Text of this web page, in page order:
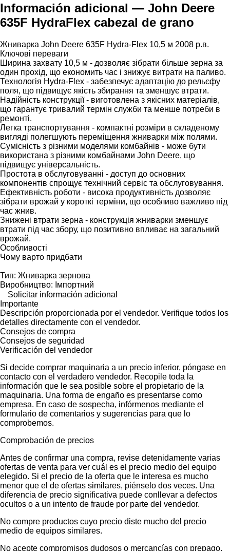
Información adicional — John Deere
635F HydraFlex cabezal de grano
Жниварка John Deere 635F Hydra-Flex 10,5 м 2008 р.в.
Ключові переваги
Ширина захвату 10,5 м - дозволяє зібрати більше зерна за
один прохід, що економить час і знижує витрати на паливо.
Технологія Hydra-Flex - забезпечує адаптацію до рельєфу
поля, що підвищує якість збирання та зменшує втрати.
Надійність конструкції - виготовлена з якісних матеріалів,
що гарантує тривалий термін служби та менше потреби в
ремонті.
Легка транспортування - компактні розміри в складеному
вигляді полегшують переміщення жниварки між полями.
Сумісність з різними моделями комбайнів - може бути
використана з різними комбайнами John Deere, що
підвищує універсальність.
Простота в обслуговуванні - доступ до основних
компонентів спрощує технічний сервіс та обслуговування.
Ефективність роботи - висока продуктивність дозволяє
зібрати врожай у короткі терміни, що особливо важливо під
час жнив.
Знижені втрати зерна - конструкція жниварки зменшує
втрати під час збору, що позитивно впливає на загальний
врожай.
Особливості
Чому варто придбати
Тип: Жниварка зернова
Виробництво: Імпортний
Solicitar información adicional
Importante
Descripción proporcionada por el vendedor. Verifique todos los
detalles directamente con el vendedor.
Consejos de compra
Consejos de seguridad
Verificación del vendedor
Si decide comprar maquinaria a un precio inferior, póngase en
contacto con el verdadero vendedor. Recopile toda la
información que le sea posible sobre el propietario de la
maquinaria. Una forma de engaño es presentarse como
empresa. En caso de sospecha, infórmenos mediante el
formulario de comentarios y sugerencias para que lo
comprobemos.
Comprobación de precios
Antes de confirmar una compra, revise detenidamente varias
ofertas de venta para ver cuál es el precio medio del equipo
elegido. Si el precio de la oferta que le interesa es mucho
menor que el de ofertas similares, piénselo dos veces. Una
diferencia de precio significativa puede conllevar a defectos
ocultos o a un intento de fraude por parte del vendedor.
No compre productos cuyo precio diste mucho del precio
medio de equipos similares.
No acepte compromisos dudosos o mercancías con prepago.